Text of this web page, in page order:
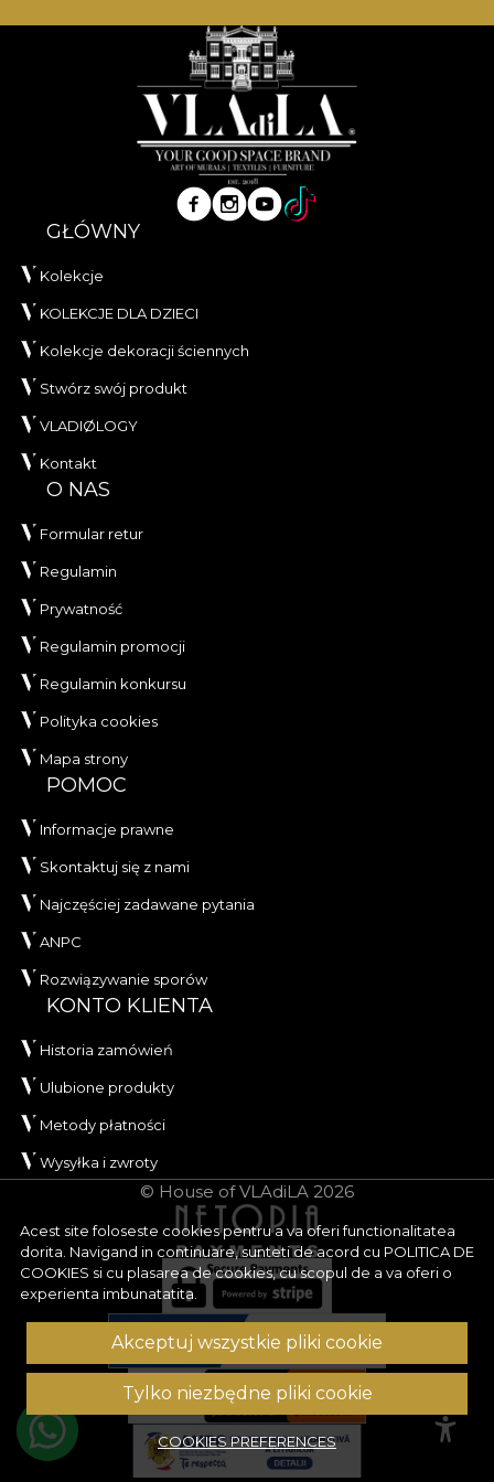
Acest site foloseste cookies pentru a va oferi functionalitatea
dorita. Navigand in continuare, sunteti de acord cu POLITICA DE
COOKIES si cu plasarea de cookies, cu scopul de a va oferi o
experienta imbunatatita.
Akceptuj wszystkie pliki cookie
Tylko niezbędne pliki cookie
COOKIES PREFERENCES
GŁÓWNY
Kolekcje
KOLEKCJE DLA DZIECI
Kolekcje dekoracji ściennych
Stwórz swój produkt
VLADIØLOGY
Kontakt
O NAS
Formular retur
Regulamin
Prywatność
Regulamin promocji
Regulamin konkursu
Polityka cookies
Mapa strony
POMOC
Informacje prawne
Skontaktuj się z nami
Najczęściej zadawane pytania
ANPC
Rozwiązywanie sporów
KONTO KLIENTA
Historia zamówień
Ulubione produkty
Metody płatności
Wysyłka i zwroty
© House of VLAdiLA 2026